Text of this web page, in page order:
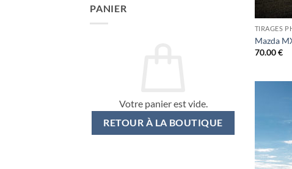
PANIER
Votre panier est vide.
RETOUR À LA BOUTIQUE
TIRAGES
Mazda
70.00€